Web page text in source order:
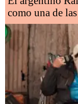
como una de